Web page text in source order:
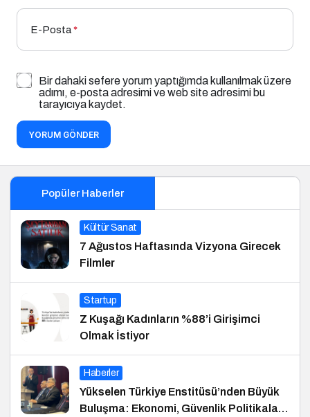
E-Posta*
Bir dahaki sefere yorum yaptığımda kullanılmak üzere
adımı, e-posta adresimi ve web site adresimi bu
tarayıcıya kaydet.
YORUM GÖNDER
Popüler Haberler
Kültür Sanat
7 Ağustos Haftasında Vizyona Girecek
Filmler
Startup
Z Kuşağı Kadınların %88’i Girişimci
Olmak İstiyor
Haberler
Yükselen Türkiye Enstitüsü’nden Büyük
Buluşma: Ekonomi, Güvenlik Politikaları